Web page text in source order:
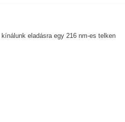
eladásra egy 216 nm-es telken